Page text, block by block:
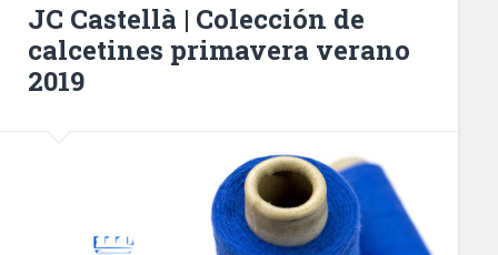
JC Castellà | Colección de
calcetines primavera verano
2019